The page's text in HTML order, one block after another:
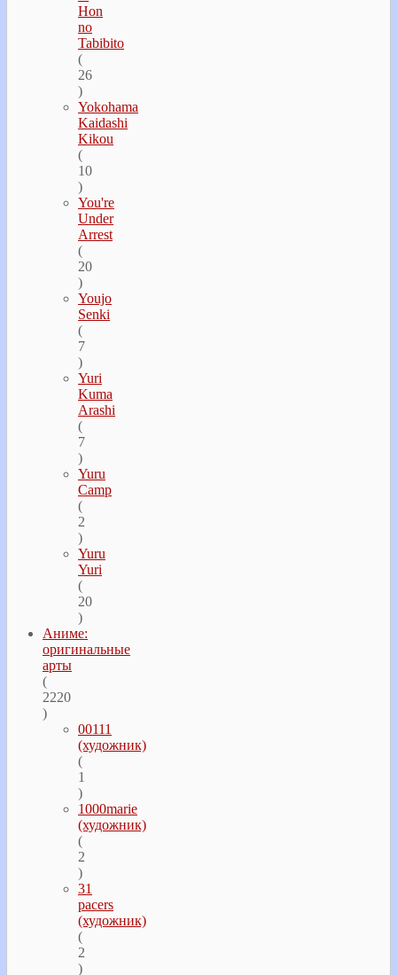
Hon
no
Tabibito
(
26
)
Yokohama
Kaidashi
Kikou
(
10
)
You're
Under
Arrest
(
20
)
Youjo
Senki
(
7
)
Yuri
Kuma
Arashi
(
7
)
Yuru
Camp
(
2
)
Yuru
Yuri
(
20
)
Аниме:
оригинальные
арты
(
2220
)
00111
(художник)
(
1
)
1000marie
(художник)
(
2
)
31
pacers
(художник)
(
2
)